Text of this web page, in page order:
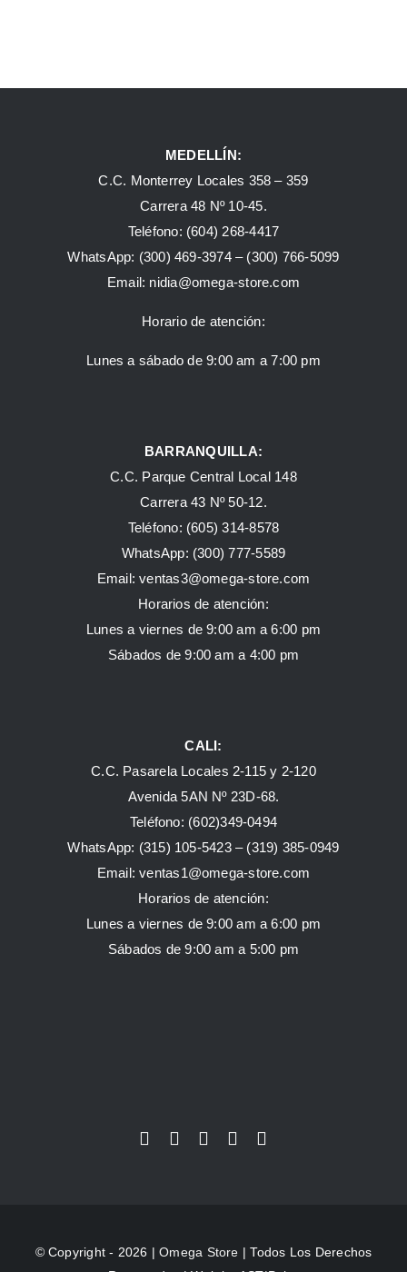
MEDELLÍN:
C.C. Monterrey Locales 358 – 359
Carrera 48 Nº 10-45.
Teléfono: (604) 268-4417
WhatsApp: (300) 469-3974 – (300) 766-5099
Email: nidia@omega-store.com
Horario de atención:
Lunes a sábado de 9:00 am a 7:00 pm
BARRANQUILLA:
C.C. Parque Central Local 148
Carrera 43 Nº 50-12.
Teléfono: (605) 314-8578
WhatsApp: (300) 777-5589
Email: ventas3@omega-store.com
Horarios de atención:
Lunes a viernes de 9:00 am a 6:00 pm
Sábados de 9:00 am a 4:00 pm
CALI:
C.C. Pasarela Locales 2-115 y 2-120
Avenida 5AN Nº 23D-68.
Teléfono: (602)349-0494
WhatsApp: (315) 105-5423 – (319) 385-0949
Email:ventas1@omega-store.com
Horarios de atención:
Lunes a viernes de 9:00 am a 6:00 pm
Sábados de 9:00 am a 5:00 pm
© Copyright - 2026 |Omega Store | Todos Los Derechos